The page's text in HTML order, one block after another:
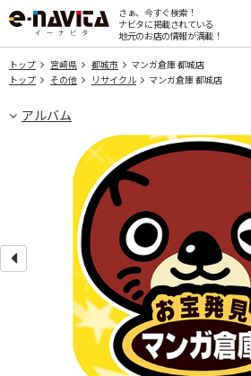
さぁ、今すぐ検索！
ナビタに掲載されている
地元のお店の情報が満載！
トップ 宮崎県 都城市
マンガ倉庫 都城店
トップ
その他 リサイクル マンガ倉庫 都城店
アルバム